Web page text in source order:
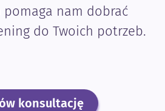
pomaga nam dobrać
do Twoich potrzeb.
konsultację